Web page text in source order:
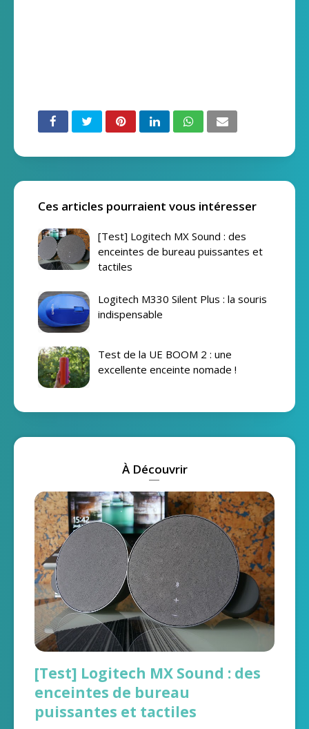
Ces articles pourraient vous intéresser
[Test] Logitech MX Sound : des
enceintes de bureau puissantes et
tactiles
Logitech M330 Silent Plus : la souris
indispensable
Test de la UE BOOM 2 : une
excellente enceinte nomade !
À Découvrir
[Test] Logitech MX Sound : des
enceintes de bureau
puissantes et tactiles